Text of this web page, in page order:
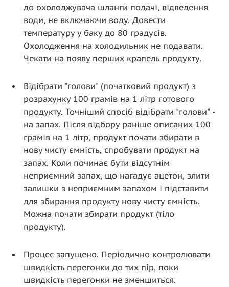
до охолоджувача шланги подачі, відведення
води, не включаючи воду. Довести
температуру у баку до 80 градусів.
Охолодження на холодильник не подавати.
Чекати на появу перших крапель продукту.
Відібрати "голови" (початковий продукт) з
розрахунку 100 грамів на 1 літр готового
продукту. Точніший спосіб відібрати "голови" -
на запах. Після відбору раніше описаних 100
грамів на 1 літр, продукт почати збирати в
нову чисту ємність, спробувати продукт на
запах. Коли починає бути відсутнім
неприємний запах, що нагадує ацетон, злити
залишки з неприємним запахом і підставити
для збирання продукту нову чисту ємність.
Можна почати збирати продукт (тіло
продукту).
Процес запущено. Періодично контролювати
швидкість перегонки до тих пір, поки
швидкість перегонки не зменшиться.